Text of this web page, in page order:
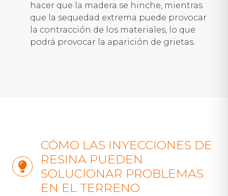
hacer que la madera se hinche, mientras
que la sequedad extrema puede provocar
la contracción de los materiales, lo que
podrá provocar la aparición de grietas.
CÓMO LAS INYECCIONES DE
RESINA PUEDEN
SOLUCIONAR PROBLEMAS
EN EL TERRENO